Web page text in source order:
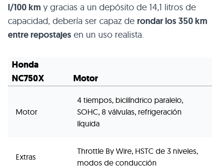
l/100 km y gracias a un depósito de 14,1 litros de
capacidad, debería ser capaz de rondar los 350 km
entre repostajes en un uso realista.
Honda
NC750X
Motor
Motor
4 tiempos, bicilíndrico paralelo,
SOHC, 8 válvulas, refrigeración
líquida
Extras
Throttle By Wire, HSTC de 3 niveles,
modos de conducción